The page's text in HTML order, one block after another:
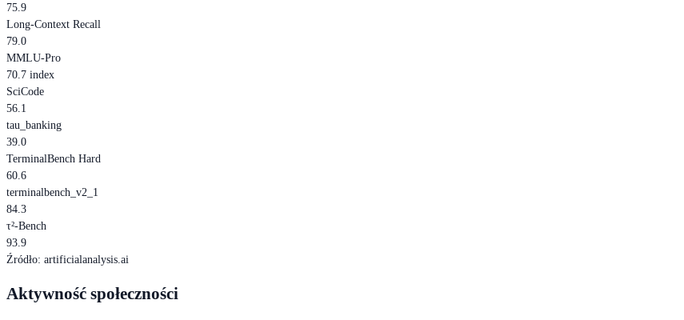
75.9
Long-Context Recall
79.0
MMLU-Pro
70.7 index
SciCode
56.1
tau_banking
39.0
TerminalBench Hard
60.6
terminalbench_v2_1
84.3
τ²-Bench
93.9
Źródło: artificialanalysis.ai
Aktywność społeczności